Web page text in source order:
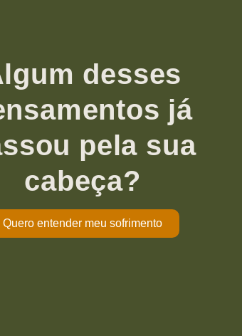
desses
já
pela sua
cabeça?
Quero entender meu sofrimento